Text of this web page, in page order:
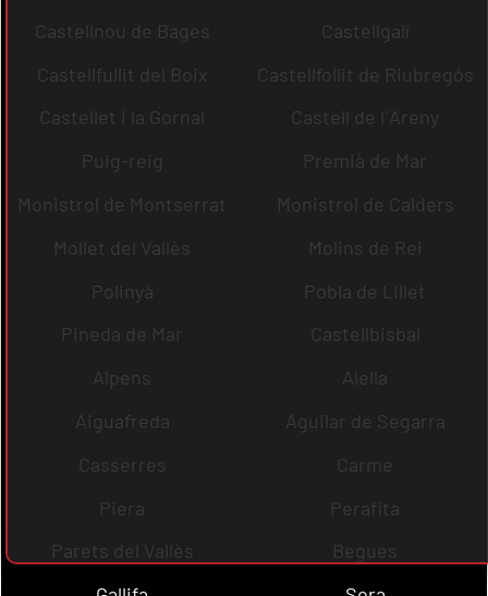
Castellnou de Bages
Castellgalí
Castellfullit del Boix
Castellfollit de Riubregós
Castellet i la Gornal
Castell de l´Areny
Puig-reig
Premià de Mar
Monistrol de Montserrat
Monistrol de Calders
Mollet del Vallès
Molins de Rei
Polinyà
Pobla de Lillet
Pineda de Mar
Castellbisbal
Alpens
Alella
Aiguafreda
Aguilar de Segarra
Casserres
Carme
Piera
Perafita
Parets del Vallès
Begues